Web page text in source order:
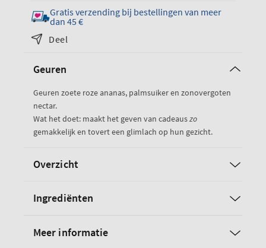
aantal
stuks
van
de
Pink
Pineapple
Sunrise
hoeveelheid
voor
Gratis verzending bij bestellingen van meer
dan 45 €
Deel
Geuren
Geuren zoete roze ananas, palmsuiker en zonovergoten
nectar.
Wat het doet: maakt het geven van cadeauszo
gemakkelijk en tovert een glimlach op hun gezicht.
Overzicht
Ingrediënten
Meer informatie